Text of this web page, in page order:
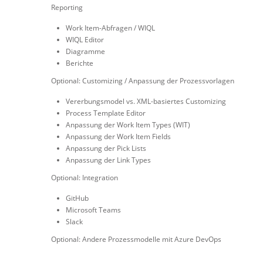
Reporting
Work Item-Abfragen / WIQL
WIQL Editor
Diagramme
Berichte
Optional: Customizing / Anpassung der Prozessvorlagen
Vererbungsmodel vs. XML-basiertes Customizing
Process Template Editor
Anpassung der Work Item Types (WIT)
Anpassung der Work Item Fields
Anpassung der Pick Lists
Anpassung der Link Types
Optional: Integration
GitHub
Microsoft Teams
Slack
Optional: Andere Prozessmodelle mit Azure DevOps